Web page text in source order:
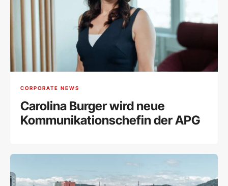
CORPORATE NEWS
Carolina Burger wird neue
Kommunikationschefin der APG